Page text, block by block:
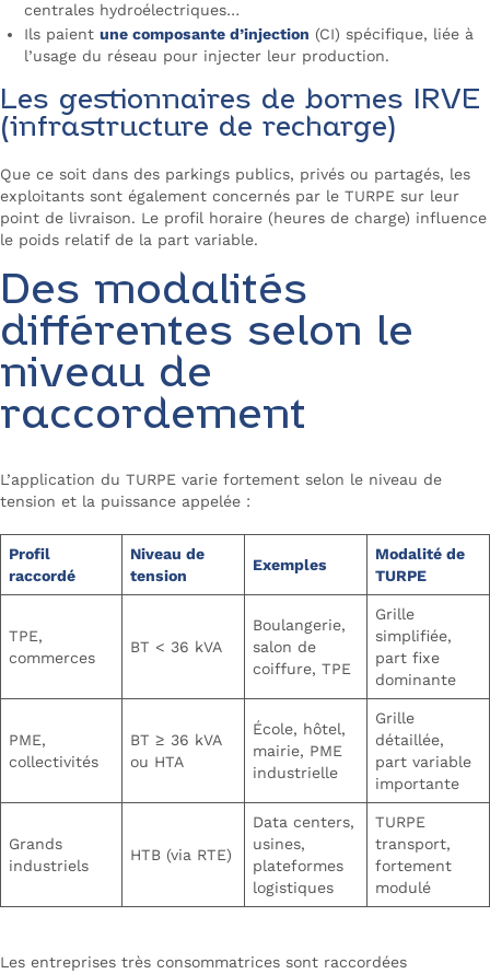
centrales hydroélectriques…
Ils paient une composante d’injection (CI) spécifique, liée à
l’usage du réseau pour injecter leur production.
Les gestionnaires de bornes IRVE
(infrastructure de recharge)
Que ce soit dans des parkings publics, privés ou partagés, les
exploitants sont également concernés par le TURPE sur leur
point de livraison. Le profil horaire (heures de charge) influence
le poids relatif de la part variable.
Des modalités
différentes selon le
niveau de
raccordement
L’application du TURPE varie fortement selon le niveau de
tension et la puissance appelée :
Profil
raccordé
Niveau de
tension
Exemples
Modalité de
TURPE
TPE,
commerces
BT < 36 kVA
Boulangerie,
salon de
coiffure, TPE
Grille
simplifiée,
part fixe
dominante
PME,
collectivités
BT ≥ 36 kVA
ou HTA
École, hôtel,
mairie, PME
industrielle
Grille
détaillée,
part variable
importante
Grands
industriels
HTB (via RTE)
Data centers,
usines,
plateformes
logistiques
TURPE
transport,
fortement
modulé
Les entreprises très consommatrices sont raccordées